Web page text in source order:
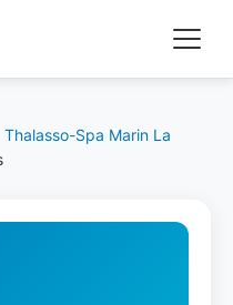
Thalasso-Spa Marin La